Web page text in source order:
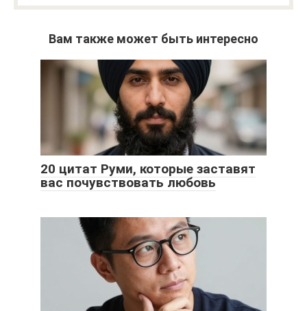
Вам также может быть интересно
20 цитат Руми, которые заставят
вас почувствовать любовь